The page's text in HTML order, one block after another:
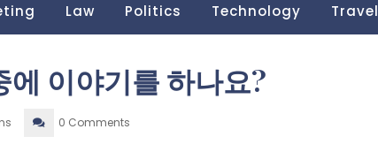
Law Politics Technology Travel
이야기를 하나요?
0 Comments